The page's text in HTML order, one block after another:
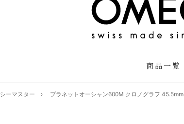
商品一覧
シーマスター プラネットオーシャン600M クロノグラフ 45.5mm